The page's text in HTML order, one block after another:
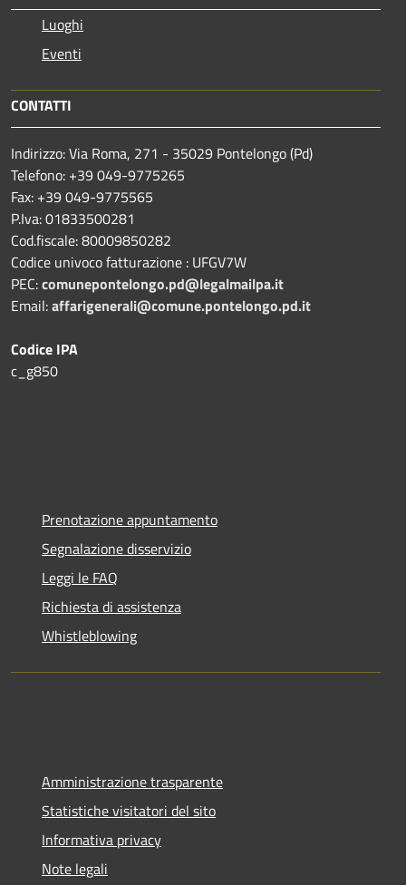
Luoghi
Eventi
CONTATTI
Indirizzo: Via Roma, 271 - 35029 Pontelongo (Pd)
Telefono: +39 049-9775265
Fax: +39 049-9775565
P.Iva: 01833500281
Cod.fiscale: 80009850282
Codice univoco fatturazione : UFGV7W
PEC:comunepontelongo.pd@legalmailpa.it
Email:affarigenerali@comune.pontelongo.pd.it
Codice IPA
c_g850
Prenotazione appuntamento
Segnalazione disservizio
Leggi le FAQ
Richiesta di assistenza
Whistleblowing
Amministrazione trasparente
Statistiche visitatori del sito
Informativa privacy
Note legali